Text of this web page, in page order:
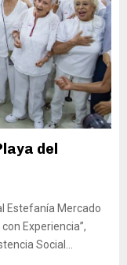
del
Estefanía Mercado
Experiencia”,
Social...